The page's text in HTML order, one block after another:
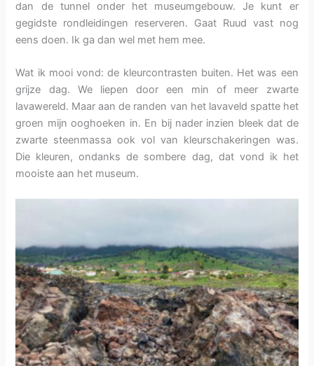
dan de tunnel onder het museumgebouw. Je kunt er
gegidste rondleidingen reserveren. Gaat Ruud vast nog
eens doen. Ik ga dan wel met hem mee.
Wat ik mooi vond: de kleurcontrasten buiten. Het was een
grijze dag. We liepen door een min of meer zwarte
lavawereld. Maar aan de randen van het lavaveld spatte het
groen mijn ooghoeken in. En bij nader inzien bleek dat de
zwarte steenmassa ook vol van kleurschakeringen was.
Die kleuren, ondanks de sombere dag, dat vond ik het
mooiste aan het museum.